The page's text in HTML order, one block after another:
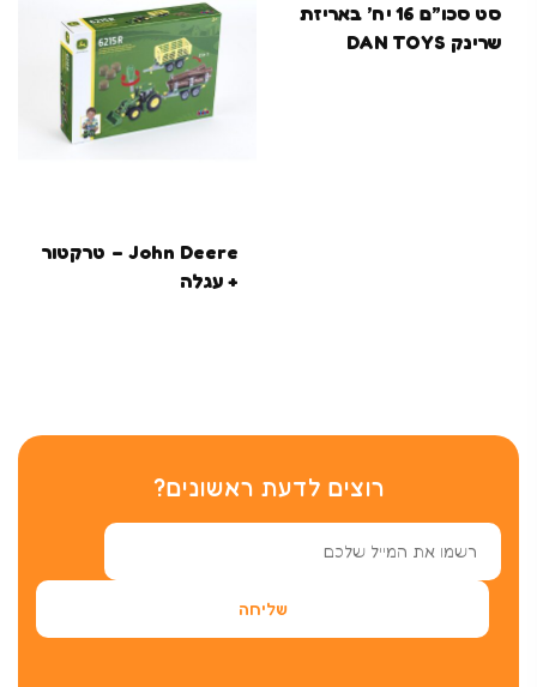
סט סכו”ם 16 יח’ באריזת
שרינק DAN TOYS
John Deere – טרקטור
+ עגלה
רוצים לדעת ראשונים?